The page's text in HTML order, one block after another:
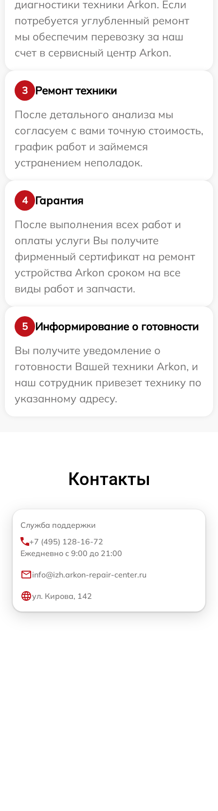
диагностики техники Arkon. Если
потребуется углубленный ремонт
мы обеспечим перевозку за наш
счет в сервисный центр Arkon.
3
Ремонт техники
После детального анализа мы
согласуем с вами точную стоимость,
график работ и займемся
устранением неполадок.
4
Гарантия
После выполнения всех работ и
оплаты услуги Вы получите
фирменный сертификат на ремонт
устройства Arkon сроком на все
виды работ и запчасти.
5
Информирование о готовности
Вы получите уведомление о
готовности Вашей техники Arkon, и
наш сотрудник привезет технику по
указанному адресу.
Контакты
Служба поддержки
+7 (495) 128-16-72
Ежедневно с 9:00 до 21:00
info@izh.arkon-repair-center.ru
ул. Кирова, 142